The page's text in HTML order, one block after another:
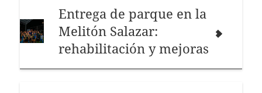
Entrega de parque en la
Melitón Salazar:
rehabilitación y mejoras